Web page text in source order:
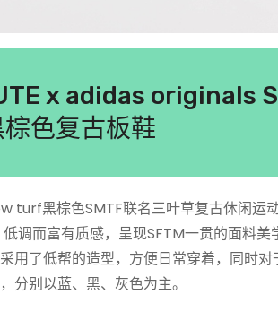
x adidas originals
色复古板鞋
turf黑棕色SMTF联名三叶草复古休闲
调而富有质感，呈现SFTM一贯的面料
用了低帮的造型，方便日常穿着，同时
分别以蓝、黑、灰色为主。